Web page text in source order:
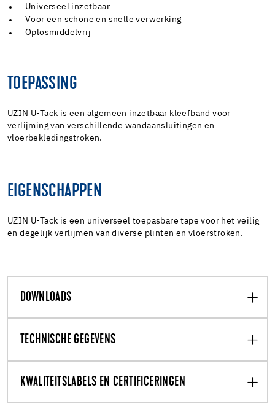
Universeel inzetbaar
Voor een schone en snelle verwerking
Oplosmiddelvrij
TOEPASSING
UZIN U-Tack is een algemeen inzetbaar kleefband voor
verlijming van verschillende wandaansluitingen en
vloerbekledingstroken.
EIGENSCHAPPEN
UZIN U-Tack is een universeel toepasbare tape voor het veilig
en degelijk verlijmen van diverse plinten en vloerstroken.
DOWNLOADS
TECHNISCHE GEGEVENS
KWALITEITSLABELS EN CERTIFICERINGEN